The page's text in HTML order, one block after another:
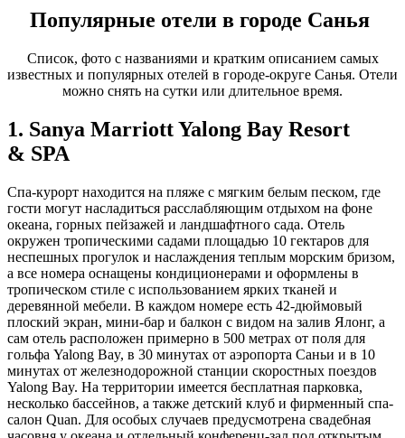
Популярные отели в городе Санья
Список, фото с названиями и кратким описанием самых
известных и популярных отелей в городе-округе Санья. Отели
можно снять на сутки или длительное время.
1. Sanya Marriott Yalong Bay Resort
& SPA
Спа-курорт находится на пляже с мягким белым песком, где
гости могут насладиться расслабляющим отдыхом на фоне
океана, горных пейзажей и ландшафтного сада. Отель
окружен тропическими садами площадью 10 гектаров для
неспешных прогулок и наслаждения теплым морским бризом,
а все номера оснащены кондиционерами и оформлены в
тропическом стиле с использованием ярких тканей и
деревянной мебели. В каждом номере есть 42-дюймовый
плоский экран, мини-бар и балкон с видом на залив Ялонг, а
сам отель расположен примерно в 500 метрах от поля для
гольфа Yalong Bay, в 30 минутах от аэропорта Саньи и в 10
минутах от железнодорожной станции скоростных поездов
Yalong Bay. На территории имеется бесплатная парковка,
несколько бассейнов, а также детский клуб и фирменный спа-
салон Quan. Для особых случаев предусмотрена свадебная